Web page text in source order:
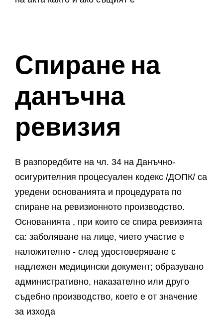
Спиране на
данъчна
ревизия
В разпоредбите на чл. 34 на Данъчно-
осигурителния процесуален кодекс /ДОПК/ са
уредени основанията и процедурата по
спиране на ревизионното производство.
Основанията , при които се спира ревизията
са: заболяване на лице, чието участие е
наложително - след удостоверяване с
надлежен медицински документ; образувано
административно, наказателно или друго
съдебно производство, което е от значение
за изхода